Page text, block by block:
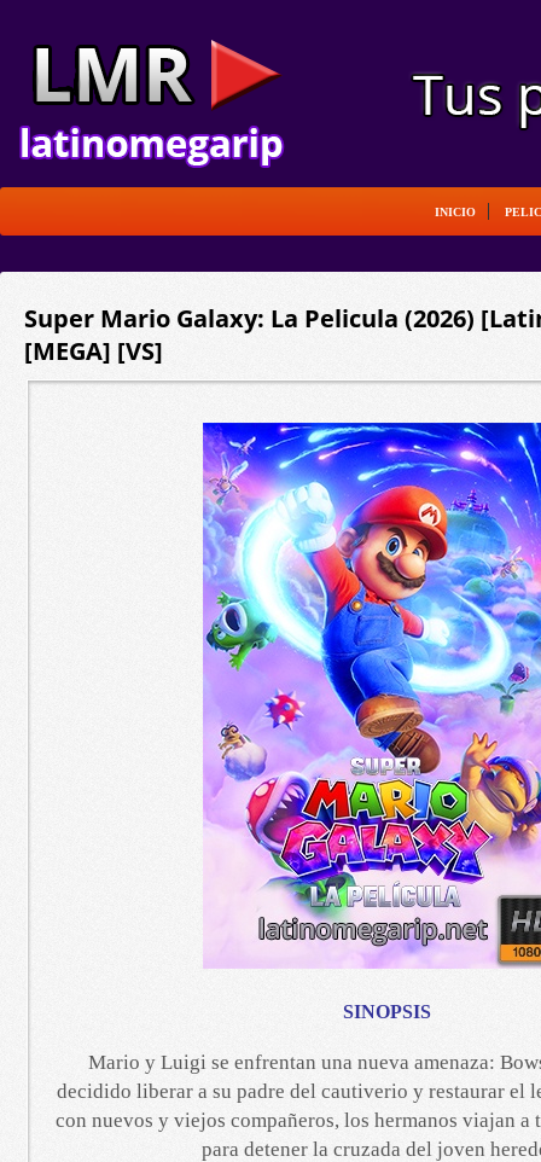
INICIO
Super Mario Galaxy: La Pelicula (2026)
[MEGA] [VS]
SINOPSIS
Mario y Luigi se enfrentan una nueva amenaza:
decidido liberar a su padre del cautiverio y restaurar el
con nuevos y viejos compañeros, los hermanos viajan a
para detener la cruzada del joven